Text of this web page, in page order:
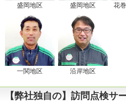
盛岡地区 盛岡地区 花
一関地区 沿岸地区
【弊社独自の】訪問点検サ